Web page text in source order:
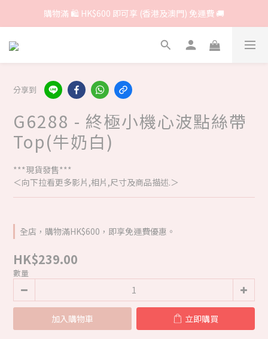
購物滿 🛍 HK$600 即可享 (香港及澳門) 免運費 🚚
分享到
G6288 - 終極小機心波點絲帶
Top(牛奶白)
***現貨發售***
＜向下拉看更多影片,相片,尺寸及商品描述.＞
全店，購物滿HK$600，即享免運費優惠。
HK$239.00
數量
加入購物車 立即購買